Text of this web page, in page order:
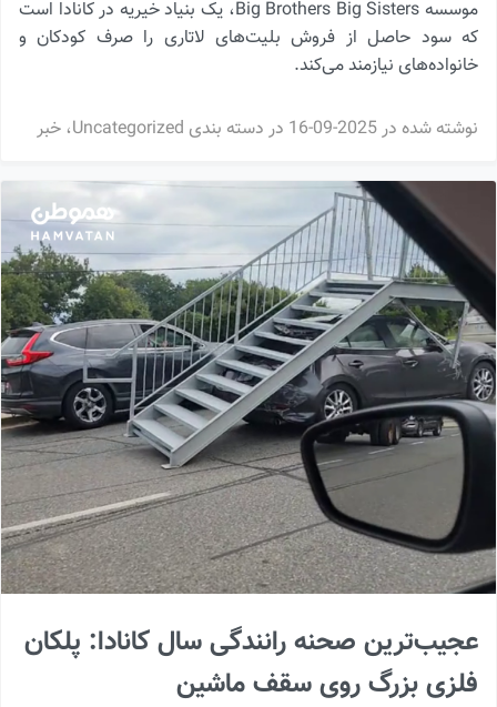
موسسه Big Brothers Big Sisters، یک بنیاد خیریه در کانادا است
که سود حاصل از فروش بلیت‌های لاتاری را صرف کودکان و
خانواده‌های نیازمند می‌کند.
نوشته شده در2025-09-16 در دسته بندی Uncategorized، خبر
عجیب‌ترین صحنه رانندگی سال کانادا: پلکان
فلزی بزرگ روی سقف ماشین